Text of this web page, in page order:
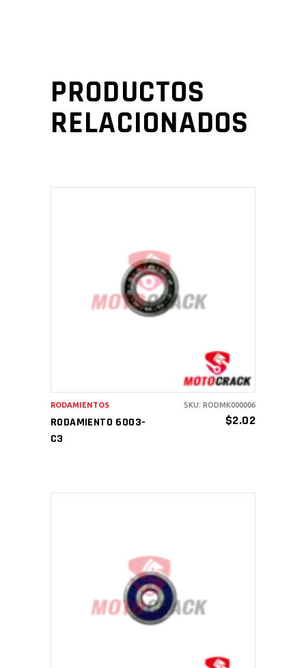
PRODUCTOS
RELACIONADOS
AÑADIR AL CARRITO
RODAMIENTO 6003-
C3
$2.02
RODAMIENTOS SKU: RODMK000006
AÑADIR AL CARRITO